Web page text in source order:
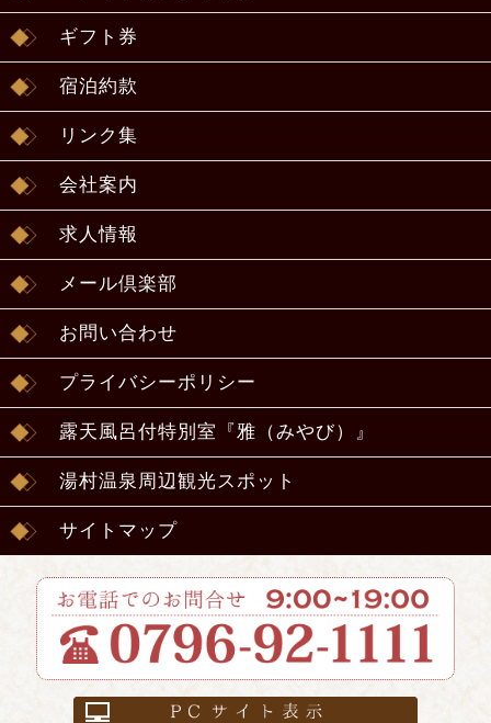
ギフト券
宿泊約款
リンク集
会社案内
求人情報
メール倶楽部
お問い合わせ
プライバシーポリシー
露天風呂付特別室『雅（みやび）』
湯村温泉周辺観光スポット
サイトマップ